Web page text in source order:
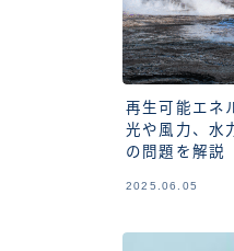
再生可能エネ
光や風力、水
の問題を解説
2025.06.05